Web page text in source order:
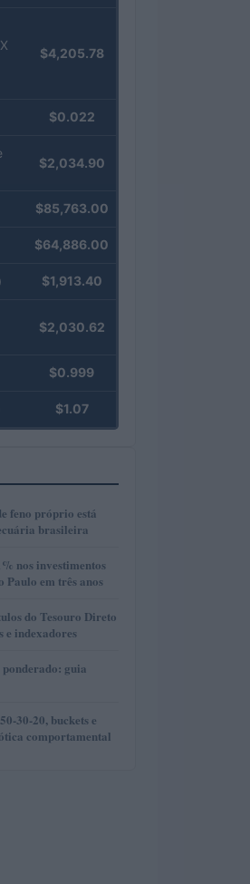
$4,205.78
$0.022
$2,034.90
$85,763.00
$64,886.00
$1,913.40
$2,030.62
$0.999
$1.07
feno próprio está
brasileira
nos investimentos
Paulo em três anos
do Tesouro Direto
e indexadores
ponderado: guia
30-20, buckets e
ótica comportamental